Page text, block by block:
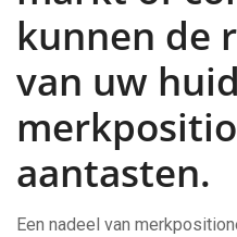
kunnen de
van uw
aantasten.
Een nadeel van